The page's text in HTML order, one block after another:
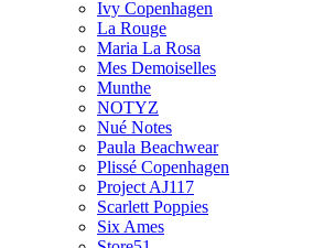
Ivy Copenhagen
La Rouge
Maria La Rosa
Mes Demoiselles
Munthe
NOTYZ
Nué Notes
Paula Beachwear
Plissé Copenhagen
Project AJ117
Scarlett Poppies
Six Ames